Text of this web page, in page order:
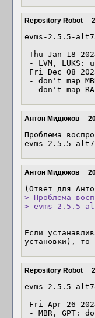
Repository Robot
evms-2.5.5-
- don't map
- don't map
Антон Мидюков
Проблема
evms 2.5.5-
Антон Мидюков
(Ответ для
> Проблема
> evms 2.5.5-
Если
установки), то
Repository Robot
evms-2.5.5-
- MBR, GPT: